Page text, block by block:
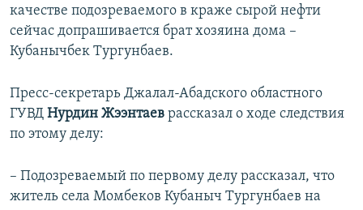
качестве подозреваемого в краже сырой нефти
сейчас допрашивается брат хозяина дома –
Кубанычбек Тургунбаев.
Пресс-секретарь Джалал-Абадского областного
ГУВД Нурдин Жээнтаев рассказал о ходе следствия
по этому делу:
– Подозреваемый по первому делу рассказал, что
житель села Момбеков Кубаныч Тургунбаев на